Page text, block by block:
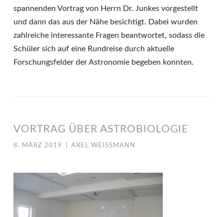
spannenden Vortrag von Herrn Dr. Junkes vorgestellt
und dann das aus der Nähe besichtigt. Dabei wurden
zahlreiche interessante Fragen beantwortet, sodass die
Schüler sich auf eine Rundreise durch aktuelle
Forschungsfelder der Astronomie begeben konnten.
VORTRAG ÜBER ASTROBIOLOGIE
8. MÄRZ 2019 AXEL WEISSMANN